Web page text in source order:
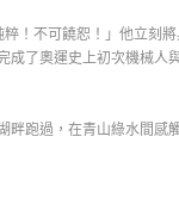
！不可饒恕！」他立刻
成了奧運史上初次機械人
畔跑過，在青山綠水間